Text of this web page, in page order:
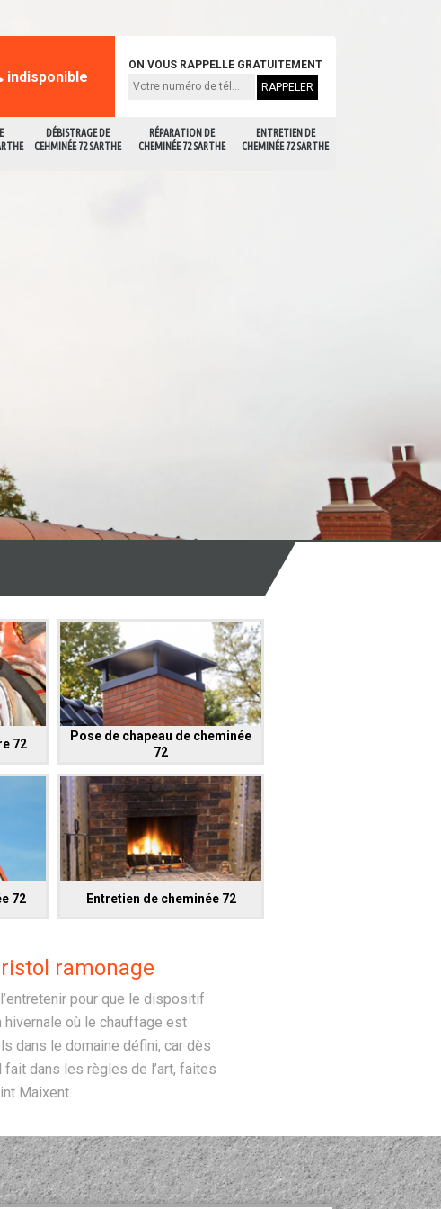
DÉBISTRAGE DE
CEHMINÉE 72 SARTHE
RÉPARATION DE
CHEMINÉE 72 SARTHE
ENTRETIEN DE
CHEMINÉE 72 SARTHE
indisponible
ON VOUS RAPPELLE GRATUITEMENT
72
Pose de chapeau de cheminée
72
72 Entretien de cheminée 72
ramonage
pour que le dispositif
où le chauffage est
dans le domaine défini, car dès
dans les règles de l’art, faites
Maixent.